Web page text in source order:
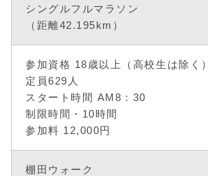
シングルフルマラソン
（距離42.195km）
参加資格 18歳以上（高校生は除く）
定員629人
スタート時間 AM8：30
制限時間・10時間
参加料 12,000円
棚田ウォーク